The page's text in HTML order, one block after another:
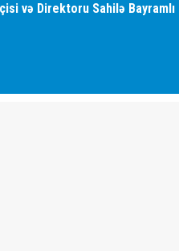
və Direktoru Sahilə Bayramlı